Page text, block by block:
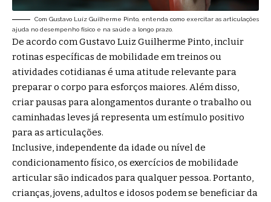
Com Gustavo Luíz Guilherme Pinto, entenda como exercitar as articulações
ajuda no desempenho físico e na saúde a longo prazo.
De acordo com Gustavo Luiz Guilherme Pinto, incluir
rotinas específicas de mobilidade em treinos ou
atividades cotidianas é uma atitude relevante para
preparar o corpo para esforços maiores. Além disso,
criar pausas para alongamentos durante o trabalho ou
caminhadas leves já representa um estímulo positivo
para as articulações.
Inclusive, independente da idade ou nível de
condicionamento físico, os exercícios de mobilidade
articular são indicados para qualquer pessoa. Portanto,
crianças, jovens, adultos e idosos podem se beneficiar da